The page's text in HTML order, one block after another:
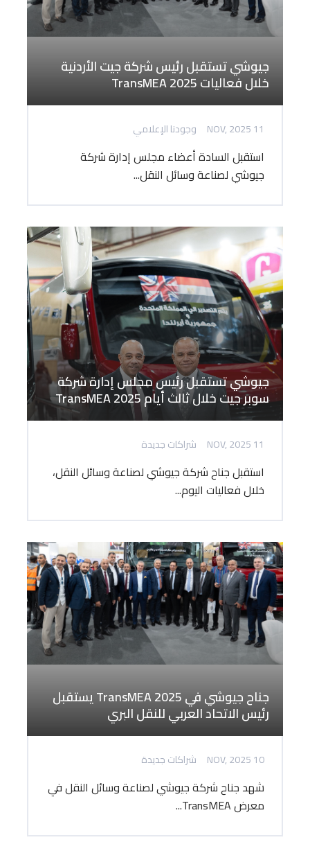
جيوشي تستقبل رئيس شركة جيت الأردنية
خلال فعاليات TransMEA 2025
11 NOV, 2025 وجودنا الإعلامي
استقبل السادة أعضاء مجلس إدارة شركة
جيوشي لصناعة وسائل النقل...
جيوشي تستقبل رئيس مجلس إدارة شركة
سوبر جيت خلال ثالث أيام TransMEA 2025
11 NOV, 2025 شراكات جديدة
استقبل جناح شركة جيوشي لصناعة وسائل النقل،
خلال فعاليات اليوم...
جناح جيوشي في TransMEA 2025 يستقبل
رئيس الاتحاد العربي للنقل البري
10 NOV, 2025 شراكات جديدة
شهد جناح شركة جيوشي لصناعة وسائل النقل في
معرض TransMEA...